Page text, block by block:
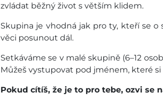
zvládat běžný život s větším klidem.
Skupina je vhodná jak pro ty, kteří se
věci posunout dál.
Setkáváme se v malé skupině (6–12
Můžeš vystupovat pod jménem, které si
Pokud cítíš, že je to pro tebe, ozvi se